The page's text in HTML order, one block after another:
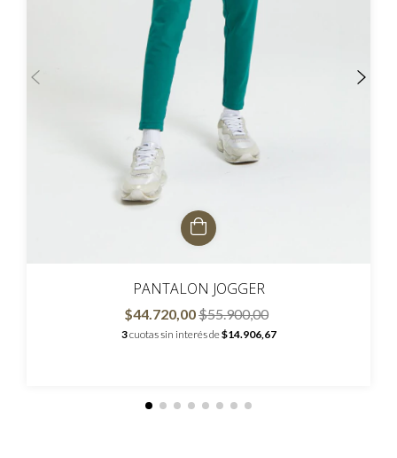
PANTALON JOGGER
$44.720,00$55.900,00
3cuotas sin interés de$14.906,67